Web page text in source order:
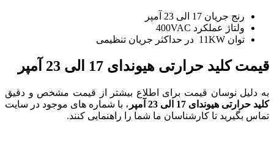
رنج جریان 17 الی 23 آمپر
ولتاژ عملکرد 400VAC
توان 11KW در حداکثر جریان تنظیمی
قیمت کلید حرارتی هیوندای 17 الی 23 آمپر
به دلیل نوسان قیمت برای اطلاع بیشتر از قیمت مشخص و دقیق
کلید حرارتی هیوندای 17 الی 23 آمپر
، با شماره های موجود در سایت
تماس بگیرید تا کارشناسان ما شما را راهنمایی کنند.